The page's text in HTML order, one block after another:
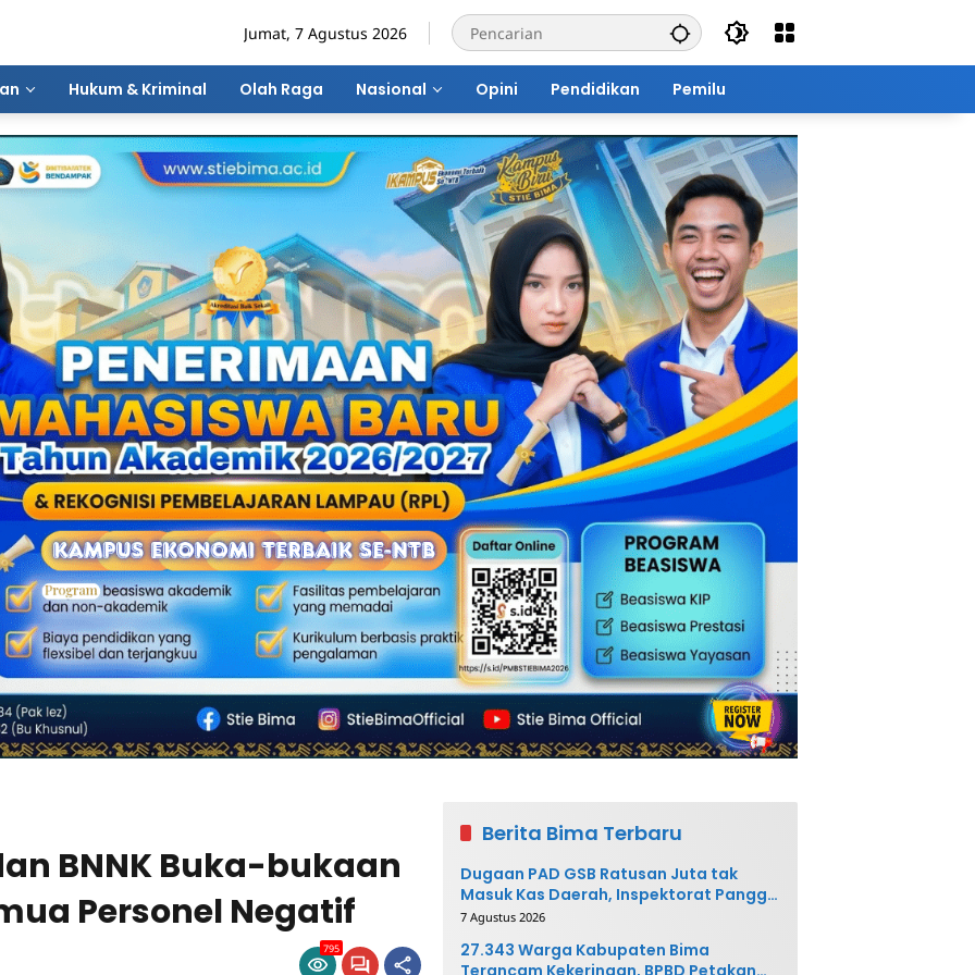
Jumat, 7 Agustus 2026
Hukum & Kriminal Olah Raga Nasional Opini Pendidikan Pemilu
BNNK Buka-bukaan
Personel Negatif
795
Berita Bima Terbaru
Dugaan PAD GSB Ratusan Juta tak
Masuk Kas Daerah, Inspektorat Panggil
Pihak Terkait
7 Agustus 2026
27.343 Warga Kabupaten Bima
Terancam Kekeringan, BPBD Petakan